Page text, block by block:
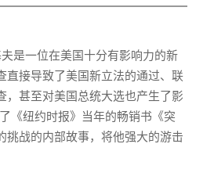
是一位在美国十分有影响力的新
直接导致了美国新立法的通过、联
，甚至对美国总统大选也产生了影
《纽约时报》当年的畅销书《突
挑战的内部故事，将他强大的游击